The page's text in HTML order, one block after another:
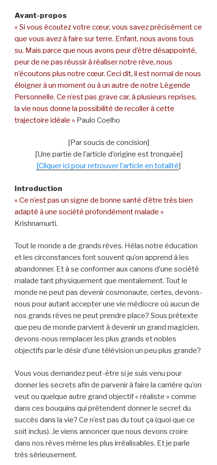
Avant-propos
« Si vous écoutez votre cœur, vous savez précisément ce
que vous avez à faire sur terre. Enfant, nous avons tous
su. Mais parce que nous avons peur d’être désappointé,
peur de ne pas réussir à réaliser notre rêve, nous
n’écoutons plus notre cœur. Ceci dit, il est normal de nous
éloigner à un moment ou à un autre de notre Légende
Personnelle. Ce n’est pas grave car, à plusieurs reprises,
la vie nous donne la possibilité de recoller à cette
trajectoire idéale » Paulo Coelho
[Par soucis de concision]
[Une partie de l’article d’origine est tronquée]
[Cliquer ici pour retrouver l’article en totalité]
Introduction
« Ce n’est pas un signe de bonne santé d’être très bien
adapté à une société profondément malade »
Krishnamurti.
Tout le monde a de grands rêves. Hélas notre éducation
et les circonstances font souvent qu’on apprend à les
abandonner. Et à se conformer aux canons d’une société
malade tant physiquement que mentalement. Tout le
monde ne peut pas devenir cosmonaute, certes, devons-
nous pour autant accepter une vie médiocre où aucun de
nos grands rêves ne peut prendre place? Sous prétexte
que peu de monde parvient à devenir un grand magicien,
devons-nous remplacer les plus grands et nobles
objectifs par le désir d’une télévision un peu plus grande?
Vous vous demandez peut-être si je suis venu pour
donner les secrets afin de parvenir à faire la carrière qu’on
veut ou quelque autre grand objectif « réaliste » comme
dans ces bouquins qui prétendent donner le secret du
succès dans la vie? Ce n’est pas du tout ça (quoi que ce
soit inclus). Je viens annoncer que nous devons croire
dans nos rêves même les plus irréalisables. Et je parle
très sérieusement.